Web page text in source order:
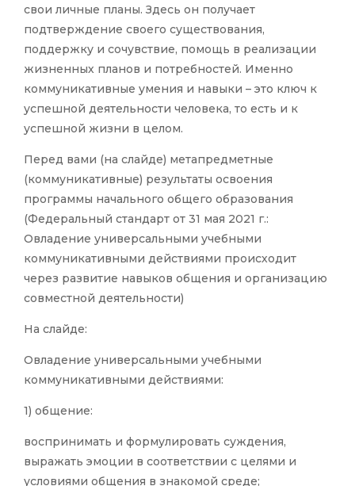
свои личные планы. Здесь он получает
подтверждение своего существования,
поддержку и сочувствие, помощь в реализации
жизненных планов и потребностей. Именно
коммуникативные умения и навыки – это ключ к
успешной деятельности человека, то есть и к
успешной жизни в целом.
Перед вами (на слайде) метапредметные
(коммуникативные) результаты освоения
программы начального общего образования
(Федеральный стандарт от 31 мая 2021 г.:
Овладение универсальными учебными
коммуникативными действиями происходит
через развитие навыков общения и организацию
совместной деятельности)
На слайде:
Овладение универсальными учебными
коммуникативными действиями:
1) общение:
воспринимать и формулировать суждения,
выражать эмоции в соответствии с целями и
условиями общения в знакомой среде;